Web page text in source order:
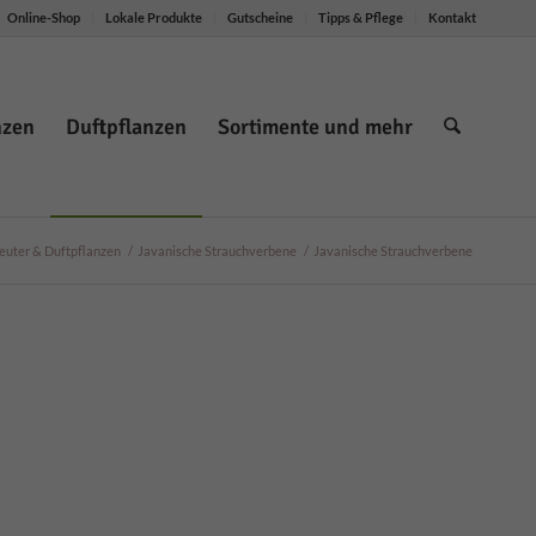
Online-Shop Lokale Produkte Gutscheine Tipps & Pflege Kontakt
Duftpflanzen Sortimente und mehr
& Duftpflanzen / Javanische Strauchverbene / Javanische Strauchverbene